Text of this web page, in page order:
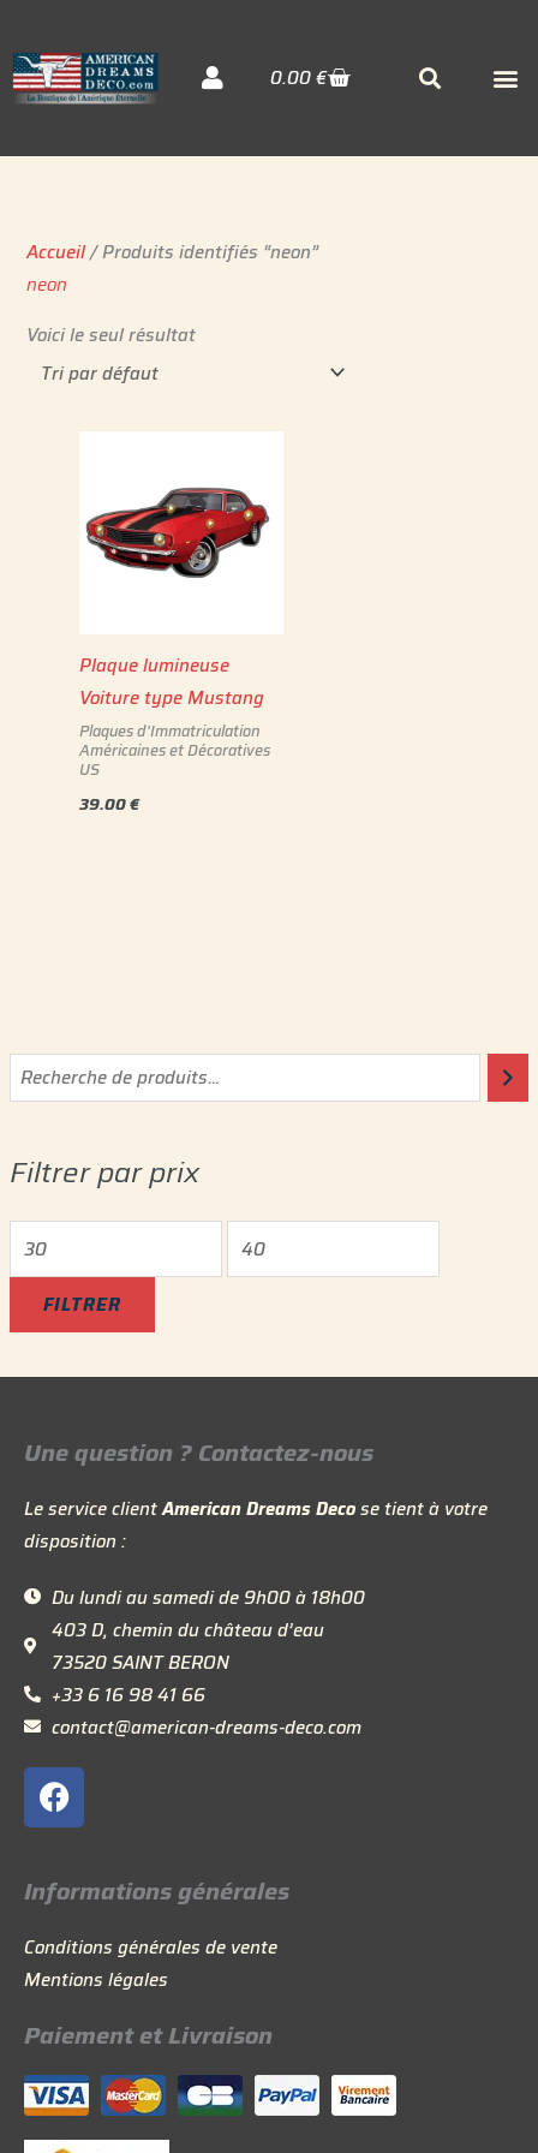
au
contenu
0.00€Cart
Filtrer par prix
r
x
n
r
x
FILTRER
Accueil/ Produits identifiés “neon”
neon
Voici le seul résultat
Plaque lumineuse
Voiture type Mustang
Plaques d'Immatriculation
Américaines et Décoratives
US
39.00€
Une question ? Contactez-nous
Le service clientAmerican Dreams Decose tient à votre
disposition :
Du lundi au samedi de 9h00 à 18h00
403 D, chemin du château d’eau
73520 SAINT BERON
+33 6 16 98 41 66
contact@american-dreams-deco.com
F
a
c
e
b
o
o
k
Informations générales
Conditions générales de vente
Mentions légales
Paiement et Livraison